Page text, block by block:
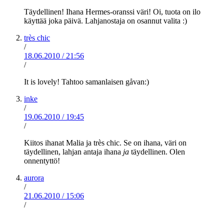
Täydellinen! Ihana Hermes-oranssi väri! Oi, tuota on ilo
käyttää joka päivä. Lahjanostaja on osannut valita :)
très chic
/
18.06.2010 / 21:56
/
It is lovely! Tahtoo samanlaisen gåvan:)
inke
/
19.06.2010 / 19:45
/
Kiitos ihanat Malia ja très chic. Se on ihana, väri on
täydellinen, lahjan antaja ihana ja täydellinen. Olen
onnentyttö!
aurora
/
21.06.2010 / 15:06
/